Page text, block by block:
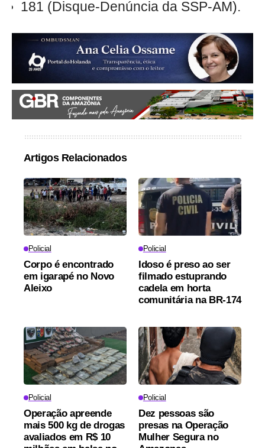
181 (Disque-Denúncia da SSP-AM).
Artigos Relacionados
Policial
Corpo é encontrado
em igarapé no Novo
Aleixo
Policial
Idoso é preso ao ser
filmado estuprando
cadela em horta
comunitária na BR-174
Policial
Operação apreende
mais 500 kg de drogas
avaliados em R$ 10
Policial
Dez pessoas são
presas na Operação
Mulher Segura no